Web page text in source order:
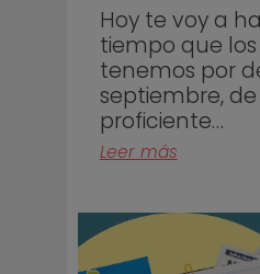
Hoy te voy a
tiempo que
tenemos por
septiembre,
proficiente…
Leer más